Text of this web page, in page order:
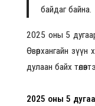
байдаг байна.
2025 оны 5
Өвөрхангайн
дулаан байх
2025 оны 5